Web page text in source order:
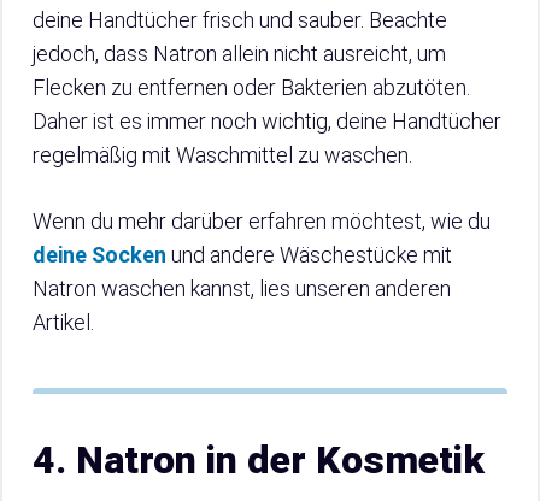
deine Handtücher frisch und sauber. Beachte
jedoch, dass Natron allein nicht ausreicht, um
Flecken zu entfernen oder Bakterien abzutöten.
Daher ist es immer noch wichtig, deine Handtücher
regelmäßig mit Waschmittel zu waschen.
Wenn du mehr darüber erfahren möchtest, wie du
deine Socken und andere Wäschestücke mit
Natron waschen kannst, lies unseren anderen
Artikel.
4. Natron in der Kosmetik